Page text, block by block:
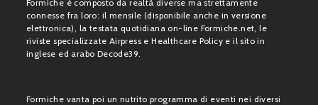
Formiche è composto da realtà diverse ma strettamente
connesse fra loro: il mensile (disponibile anche in versione
elettronica), la testata quotidiana on-line Formiche.net, le
riviste specializzate Airpress e Healthcare Policy e il sito in
inglese ed arabo Decode39.
Formiche vanta poi un nutrito programma di eventi nei diversi